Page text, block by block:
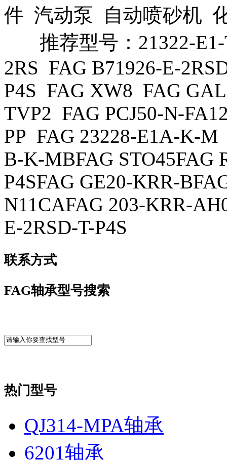
件 汽动泵 自动喷砂机
推荐型号：21322-E1-
2RS FAG B71926-E-
P4S FAG XW8 FAG
TVP2 FAG PCJ50-N-
PP FAG 23228-E1A-K-
B-K-MBFAG STO45FAG
P4SFAG GE20-KRR-
N11CAFAG 203-KRR-
E-2RSD-T-P4S
联系方式
FAG轴承型号搜索
热门型号
QJ314-MPA轴承
6201轴承